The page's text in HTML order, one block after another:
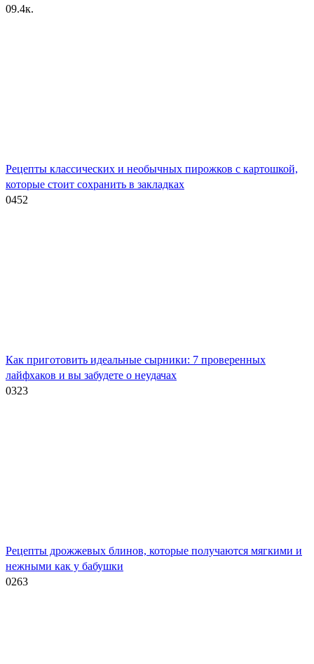
09.4к.
Рецепты классических и необычных пирожков с картошкой,
которые стоит сохранить в закладках
0452
Как приготовить идеальные сырники: 7 проверенных
лайфхаков и вы забудете о неудачах
0323
Рецепты дрожжевых блинов, которые получаются мягкими и
нежными как у бабушки
0263